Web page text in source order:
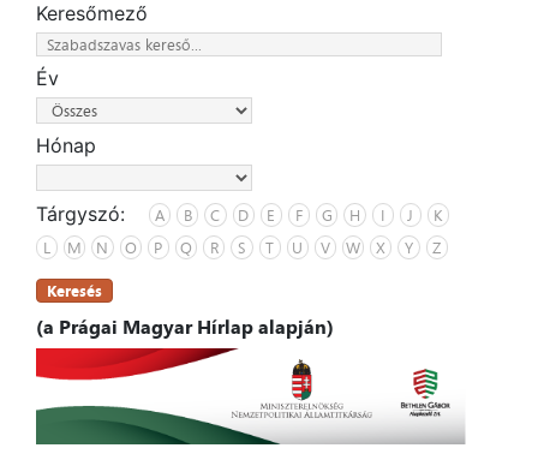
Keresőmező
Év
Hónap
Tárgyszó: A B C D E F G H I J
K
L
M N O P Q R S T U V W X Y Z
Keresés
(a Prágai Magyar Hírlap alapján)